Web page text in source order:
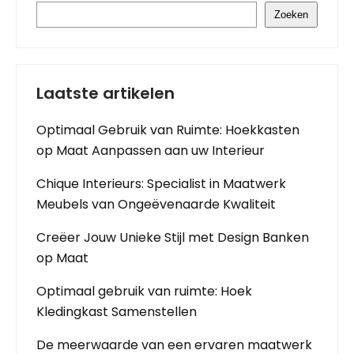
Zoeken
Laatste artikelen
Optimaal Gebruik van Ruimte: Hoekkasten
op Maat Aanpassen aan uw Interieur
Chique Interieurs: Specialist in Maatwerk
Meubels van Ongeëvenaarde Kwaliteit
Creëer Jouw Unieke Stijl met Design Banken
op Maat
Optimaal gebruik van ruimte: Hoek
Kledingkast Samenstellen
De meerwaarde van een ervaren maatwerk